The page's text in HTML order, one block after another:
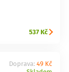
537 Kč
Doprava: 49 Kč